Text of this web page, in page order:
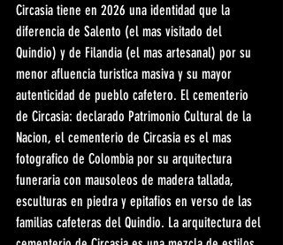
Circasia tiene en 2026 una identidad que la
diferencia de Salento (el mas visitado del
Quindio) y de Filandia (el mas artesanal) por su
menor afluencia turistica masiva y su mayor
autenticidad de pueblo cafetero. El cementerio
de Circasia: declarado Patrimonio Cultural de la
Nacion, el cementerio de Circasia es el mas
fotografico de Colombia por su arquitectura
funeraria con mausoleos de madera tallada,
esculturas en piedra y epitafios en verso de las
familias cafeteras del Quindio. La arquitectura del